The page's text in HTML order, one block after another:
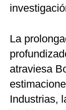
La
atraviesa
Industrias,